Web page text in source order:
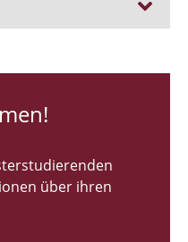
über ihren